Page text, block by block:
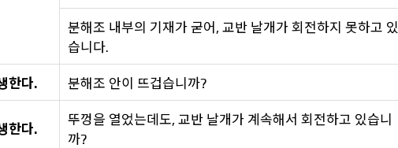
분해조 내부의 기재가 굳어, 교반 날개가 회전하지 못하고 있
습니다.
한다. 분해조 안이 뜨겁습니까?
한다.
뚜껑을 열었는데도, 교반 날개가 계속해서 회전하고 있습니
까?